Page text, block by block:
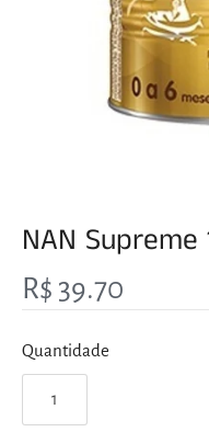
NAN Supreme
R$ 39.70
Quantidade